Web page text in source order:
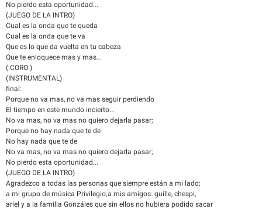
No pierdo esta oportunidad...
(JUEGO DE LA INTRO)
Cual es la onda que te queda
Cual es la onda que te va
Que es lo que da vuelta en tu cabeza
Que te enloquece mas y mas...
( CORO )
(INSTRUMENTAL)
final:
Porque no va mas, no va mas seguir perdiendo
El tiempo en este mundo incierto...
No va mas, no va mas no quiero dejarla pasar;
Porque no hay nada que te de
No hay nada que te de
No va mas, no va mas no quiero dejarla pasar;
No pierdo esta oportunidad...
(JUEGO DE LA INTRO)
Agradezco a todas las personas que siempre están a mi lado;
a mi grupo de música Privilegio;a mis amigos: guille, chespi,
ariel y a la familia Gonzáles que sin ellos no hubiera podido sacar